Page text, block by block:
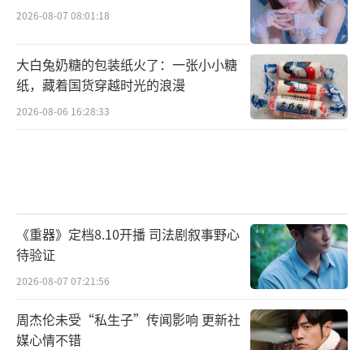
2026-08-07 08:01:18
大白兔奶糖的包装纸火了：一张小小糖
纸，藏着国货穿越时光的浪漫
2026-08-06 16:28:33
《重器》定档8.10开播 司法剧叙事野心
待验证
2026-08-07 07:21:56
周杰伦未受“私生子”传闻影响 更新社
媒心情不错